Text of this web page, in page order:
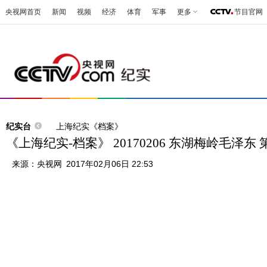
央视网首页 新闻 视频 经济 体育 军事 更多 节目官网
纪实台 上海纪实《档案》
《上海纪实-档案》 20170206 东湖梅岭毛泽东
来源： 央视网 2017年02月06日 22:53